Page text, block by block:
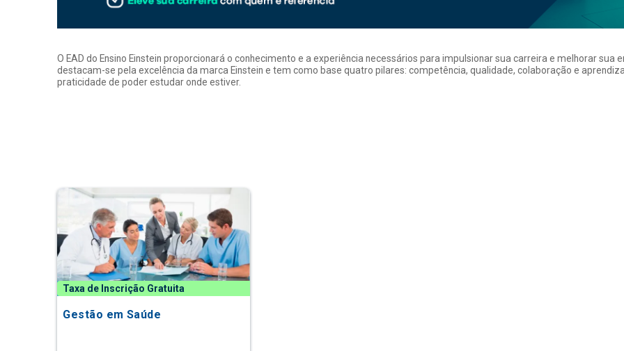
O EAD do Ensino Einstein proporcionará o conhecimento e a experiência necessários para impulsionar sua carreira e melhorar
destacam-se pela excelência da marca Einstein e tem como base quatro pilares: competência, qualidade, colaboração e
praticidade de poder estudar onde estiver.
Taxa de Inscrição Gratuita
Gestão em Saúde